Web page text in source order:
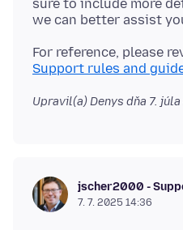
sure to include more
For reference, please
Support rules and
Upravil(a) Denys dňa 7.
jscher2000 -
7. 7. 2025 14:36